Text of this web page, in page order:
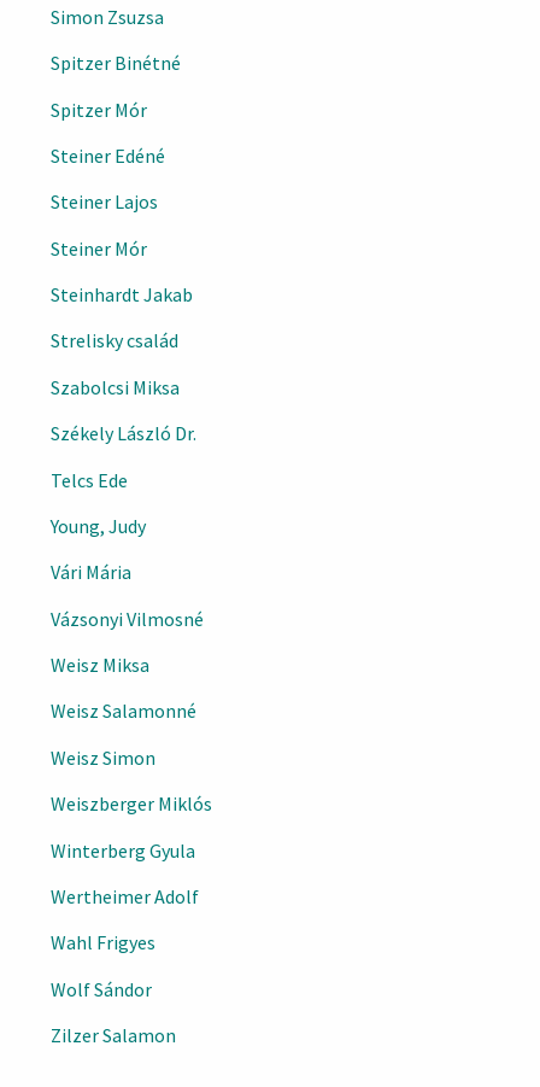
Simon Zsuzsa
Spitzer Binétné
Spitzer Mór
Steiner Edéné
Steiner Lajos
Steiner Mór
Steinhardt Jakab
Strelisky család
Szabolcsi Miksa
Székely László Dr.
Telcs Ede
Young, Judy
Vári Mária
Vázsonyi Vilmosné
Weisz Miksa
Weisz Salamonné
Weisz Simon
Weiszberger Miklós
Winterberg Gyula
Wertheimer Adolf
Wahl Frigyes
Wolf Sándor
Zilzer Salamon